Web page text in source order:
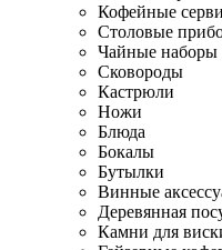
Кофейные
Столовые
Чайные наборы
Сковороды
Кастрюли
Ножи
Блюда
Бокалы
Бутылки
Винные
Деревянная
Камни для